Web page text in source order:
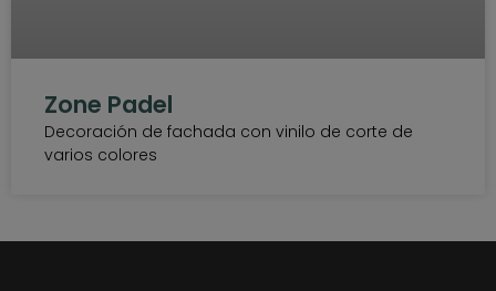
Zone Padel
Decoración de fachada con vinilo de corte de
varios colores